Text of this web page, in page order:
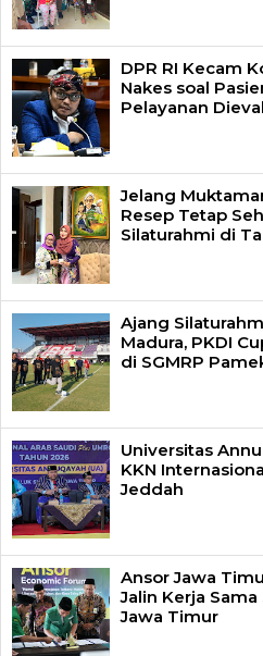
DPR RI Kecam
Nakes soal
Pelayanan
Jelang
Resep Tetap
Silaturahmi di
Ajang
Madura, PKDI
di SGMRP
Universitas
KKN
Jeddah
Ansor Jawa
Jalin Kerja
Jawa Timur